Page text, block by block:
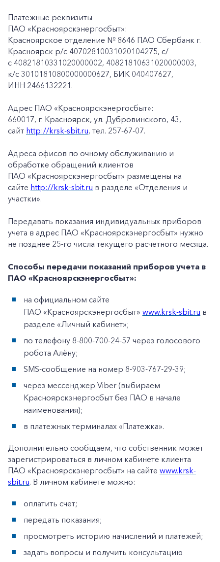
Платежные реквизиты
ПАО «Красноярскэнергосбыт»:
Красноярское отделение № 8646 ПАО Сбербанк г.
Красноярск p/c 40702810031020104275, с/
с 40821810331020000002, 40821810631020000003,
к/c 30101810800000000627, БИК 040407627,
ИНН 2466132221.
Адрес ПАО «Красноярскэнергосбыт»:
660017, г. Красноярск, ул. Дубровинского, 43,
сайт http://krsk-sbit.ru, тел. 257-67-07.
Адреса офисов по очному обслуживанию и
обработке обращений клиентов
ПАО «Красноярскэнергосбыт» размещены на
сайте http://krsk-sbit.ru в разделе «Отделения и
участки».
Передавать показания индивидуальных приборов
учета в адрес ПАО «Красноярскэнергосбыт» нужно
не позднее 25-го числа текущего расчетного месяца.
Способы передачи показаний приборов учета в
ПАО «Красноярскэнергосбыт»:
на официальном сайте
ПАО «Красноярскэнергосбыт» www.krsk-sbit.ru в
разделе «Личный кабинет»;
по телефону 8-800-700-24-57 через голосового
робота Алёну;
SMS-сообщение на номер 8-903-767-29-39;
через мессенджер Viber (выбираем
Красноярскэнергосбыт без ПАО в начале
наименования);
в платежных терминалах «Платежка».
Дополнительно сообщаем, что собственник может
зарегистрироваться в личном кабинете клиента
ПАО «Красноярскэнергосбыт» на сайте www.krsk-
sbit.ru. В личном кабинете можно:
оплатить счет;
передать показания;
просмотреть историю начислений и платежей;
задать вопросы и получить консультацию